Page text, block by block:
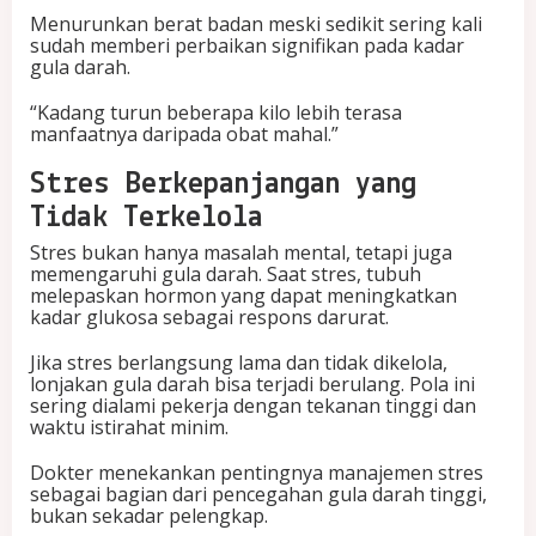
Menurunkan berat badan meski sedikit sering kali
sudah memberi perbaikan signifikan pada kadar
gula darah.
“Kadang turun beberapa kilo lebih terasa
manfaatnya daripada obat mahal.”
Stres Berkepanjangan yang
Tidak Terkelola
Stres bukan hanya masalah mental, tetapi juga
memengaruhi gula darah. Saat stres, tubuh
melepaskan hormon yang dapat meningkatkan
kadar glukosa sebagai respons darurat.
Jika stres berlangsung lama dan tidak dikelola,
lonjakan gula darah bisa terjadi berulang. Pola ini
sering dialami pekerja dengan tekanan tinggi dan
waktu istirahat minim.
Dokter menekankan pentingnya manajemen stres
sebagai bagian dari pencegahan gula darah tinggi,
bukan sekadar pelengkap.